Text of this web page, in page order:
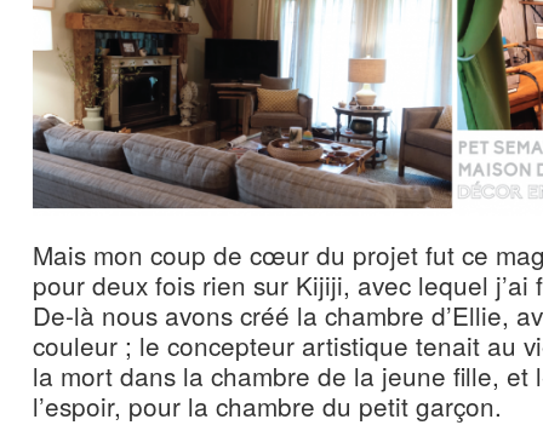
Mais mon coup de cœur du projet fut ce
pour deux fois rien sur Kijiji, avec lequel
De-là nous avons créé la chambre d’Ellie,
couleur ; le concepteur artistique tenait au
la mort dans la chambre de la jeune fille, et
l’espoir, pour la chambre du petit garçon.